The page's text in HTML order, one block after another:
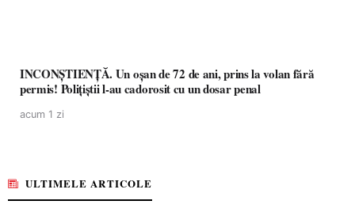
INCONȘTIENȚĂ. Un oșan de 72 de ani, prins la volan fără
permis! Polițiștii l-au cadorosit cu un dosar penal
acum 1 zi
ULTIMELE ARTICOLE